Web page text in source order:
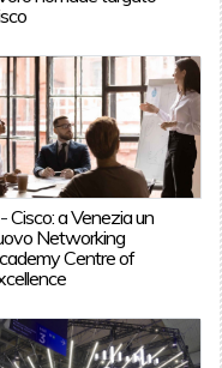
-Cisco: a Venezia un
Networking
Centre of